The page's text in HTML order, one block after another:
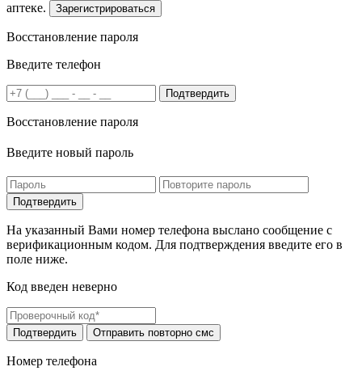
аптеке.
Зарегистрироваться
Восстановление пароля
Введите телефон
Подтвердить
Восстановление пароля
Введите новый пароль
На указанный Вами номер телефона выслано сообщение с
верификационным кодом. Для подтверждения введите его в
поле ниже.
Код введен неверно
Номер телефона